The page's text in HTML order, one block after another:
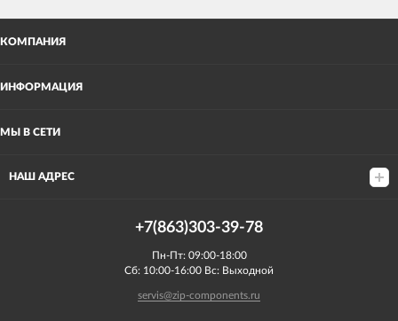
КОМПАНИЯ
ИНФОРМАЦИЯ
МЫ В СЕТИ
НАШ АДРЕС
+7(863)303-39-78
Пн-Пт: 09:00-18:00
Сб: 10:00-16:00 Вс: Выходной
servis@zip-components.ru